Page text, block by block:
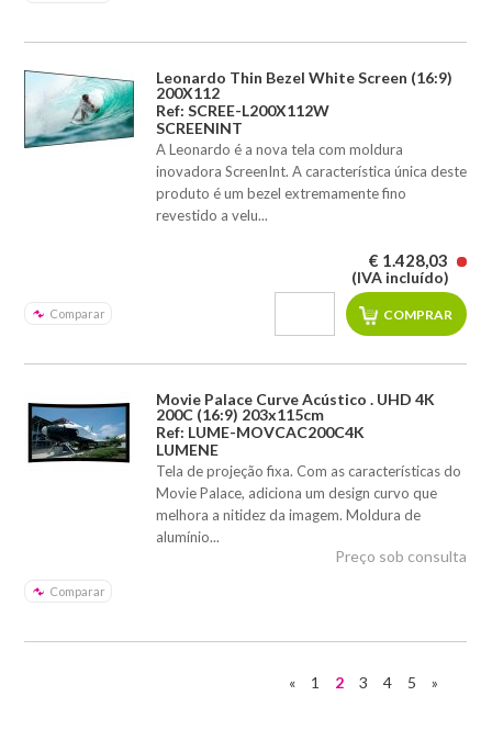
Leonardo Thin Bezel White Screen (16:9)
200X112
Ref: SCREE-L200X112W
SCREENINT
A Leonardo é a nova tela com moldura
inovadora ScreenInt. A característica única deste
produto é um bezel extremamente fino
revestido a velu...
Comparar
€ 1.428,03
(IVA incluído)
Movie Palace Curve Acústico . UHD 4K
200C (16:9) 203x115cm
Ref: LUME-MOVCAC200C4K
LUMENE
Tela de projeção fixa. Com as características do
Movie Palace, adiciona um design curvo que
melhora a nitidez da imagem. Moldura de
alumínio...
Comparar
Preço sob consulta
« 1 2 3 4 5 »